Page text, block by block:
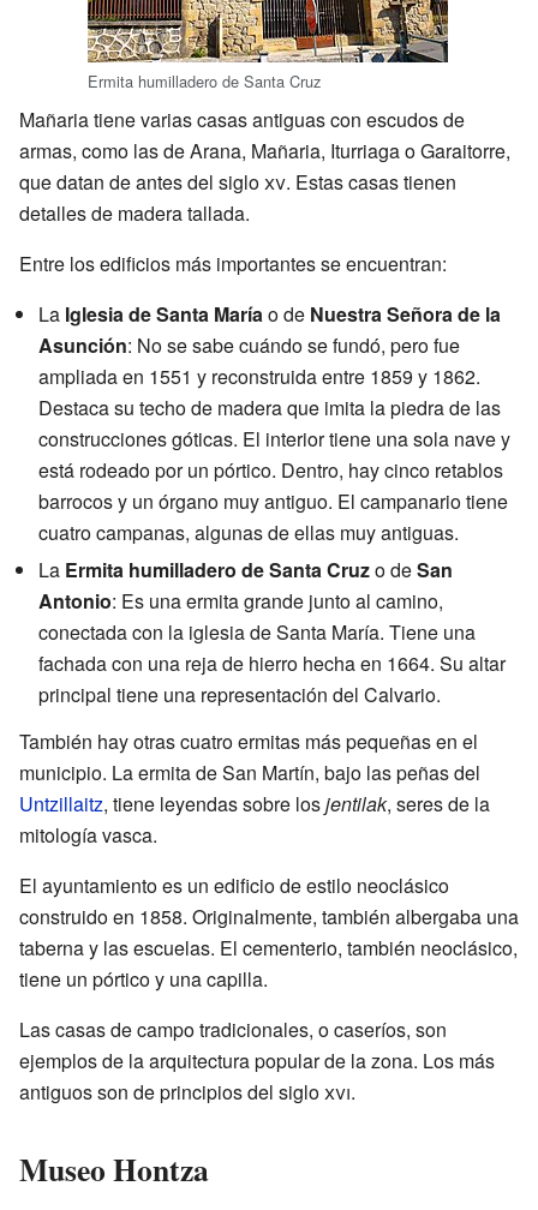
Ermita humilladero de Santa Cruz
Mañaria tiene varias casas antiguas con escudos de
armas, como las de Arana, Mañaria, Iturriaga o Garaitorre,
que datan de antes del sigloxv. Estas casas tienen
detalles de madera tallada.
Entre los edificios más importantes se encuentran:
La Iglesia de Santa Maríao de Nuestra Señora de la
Asunción: No se sabe cuándo se fundó, pero fue
ampliada en 1551 y reconstruida entre 1859 y 1862.
Destaca su techo de madera que imita la piedra de las
construcciones góticas. El interior tiene una sola nave y
está rodeado por un pórtico. Dentro, hay cinco retablos
barrocos y un órgano muy antiguo. El campanario tiene
cuatro campanas, algunas de ellas muy antiguas.
La Ermita humilladero de Santa Cruzo deSan
Antonio: Es una ermita grande junto al camino,
conectada con la iglesia de Santa María. Tiene una
fachada con una reja de hierro hecha en 1664. Su altar
principal tiene una representación del Calvario.
También hay otras cuatro ermitas más pequeñas en el
municipio. La ermita de San Martín, bajo las peñas del
Untzillaitz, tiene leyendas sobre losjentilak, seres de la
mitología vasca.
El ayuntamiento es un edificio de estilo neoclásico
construido en 1858. Originalmente, también albergaba una
taberna y las escuelas. El cementerio, también neoclásico,
tiene un pórtico y una capilla.
Las casas de campo tradicionales, o caseríos, son
ejemplos de la arquitectura popular de la zona. Los más
antiguos son de principios del sigloxvi.
Museo Hontza